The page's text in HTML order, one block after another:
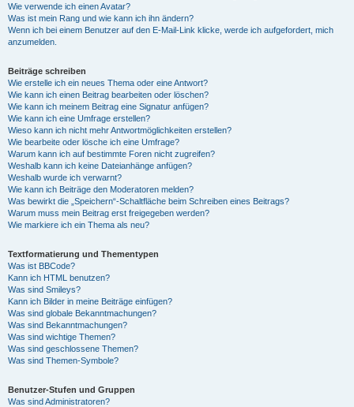
Wie verwende ich einen Avatar?
Was ist mein Rang und wie kann ich ihn ändern?
Wenn ich bei einem Benutzer auf den E-Mail-Link klicke, werde ich aufgefordert, mich
anzumelden.
Beiträge schreiben
Wie erstelle ich ein neues Thema oder eine Antwort?
Wie kann ich einen Beitrag bearbeiten oder löschen?
Wie kann ich meinem Beitrag eine Signatur anfügen?
Wie kann ich eine Umfrage erstellen?
Wieso kann ich nicht mehr Antwortmöglichkeiten erstellen?
Wie bearbeite oder lösche ich eine Umfrage?
Warum kann ich auf bestimmte Foren nicht zugreifen?
Weshalb kann ich keine Dateianhänge anfügen?
Weshalb wurde ich verwarnt?
Wie kann ich Beiträge den Moderatoren melden?
Was bewirkt die „Speichern“-Schaltfläche beim Schreiben eines Beitrags?
Warum muss mein Beitrag erst freigegeben werden?
Wie markiere ich ein Thema als neu?
Textformatierung und Thementypen
Was ist BBCode?
Kann ich HTML benutzen?
Was sind Smileys?
Kann ich Bilder in meine Beiträge einfügen?
Was sind globale Bekanntmachungen?
Was sind Bekanntmachungen?
Was sind wichtige Themen?
Was sind geschlossene Themen?
Was sind Themen-Symbole?
Benutzer-Stufen und Gruppen
Was sind Administratoren?